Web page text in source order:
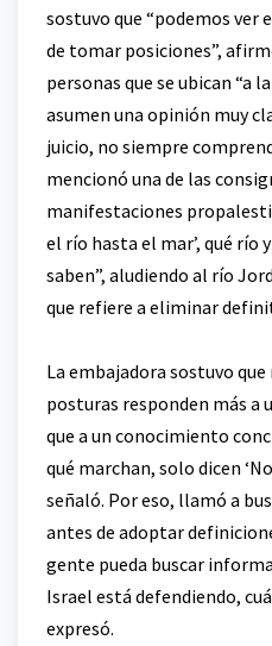
sostuvo que “podemos ver
de tomar posiciones”,
personas que se ubican “a
asumen una opinión muy
juicio, no siempre
mencionó una de las
manifestaciones
el río hasta el mar’, qué río
saben”, aludiendo al río
que refiere a eliminar
La embajadora sostuvo que
posturas responden más a
que a un conocimiento
qué marchan, solo dicen
señaló. Por eso, llamó a
antes de adoptar
gente pueda buscar
Israel está defendiendo,
expresó.